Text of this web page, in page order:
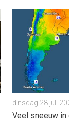
. . dinsdag
Wintergroet uit
dinsdag 28 juli
Veel sneeuw in